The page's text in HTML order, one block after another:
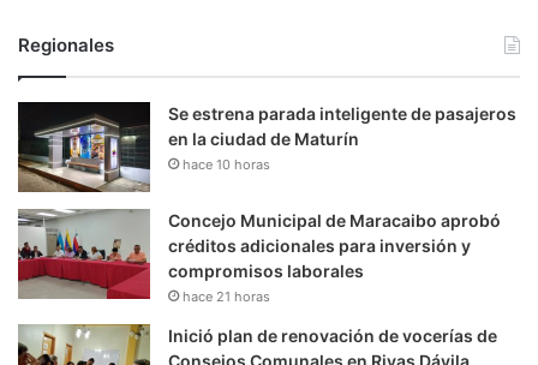
Regionales
Se estrena parada inteligente de pasajeros
en la ciudad de Maturín
hace 10 horas
Concejo Municipal de Maracaibo aprobó
créditos adicionales para inversión y
compromisos laborales
hace 21 horas
Inició plan de renovación de vocerías de
Consejos Comunales en Rivas Dávila